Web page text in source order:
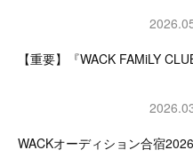
【重要】『WACK FAMiLY
WACKオーディション合宿